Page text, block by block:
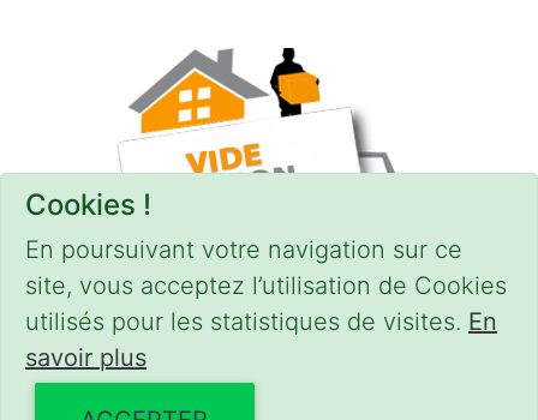
Cookies !
En poursuivant votre navigation sur ce
site, vous acceptez l’utilisation de Cookies
utilisés pour les statistiques de visites. En
savoir plus
CONDITIONS-